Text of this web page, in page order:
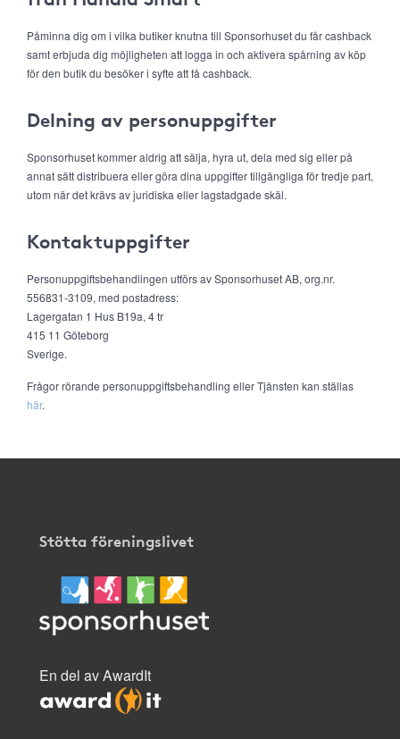
Påminna dig om i vilka butiker knutna till Sponsorhuset du får cashback
samt erbjuda dig möjligheten att logga in och aktivera spårning av köp
för den butik du besöker i syfte att få cashback.
Delning av personuppgifter
Sponsorhuset kommer aldrig att sälja, hyra ut, dela med sig eller på
annat sätt distribuera eller göra dina uppgifter tillgängliga för tredje part,
utom när det krävs av juridiska eller lagstadgade skäl.
Kontaktuppgifter
Personuppgiftsbehandlingen utförs av Sponsorhuset AB, org.nr.
556831-3109, med postadress:
Lagergatan 1 Hus B19a, 4 tr
415 11 Göteborg
Sverige.
Frågor rörande personuppgiftsbehandling eller Tjänsten kan ställas
här.
Stötta föreningslivet
En del av AwardIt